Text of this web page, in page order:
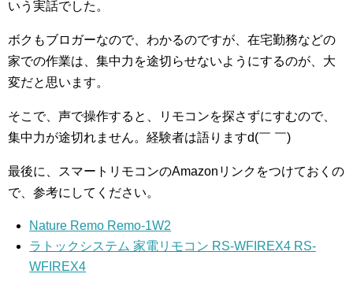
いう実話でした。
ボクもブロガーなので、わかるのですが、在宅勤務などの
家での作業は、集中力を途切らせないようにするのが、大
変だと思います。
そこで、声で操作すると、リモコンを探さずにすむので、
集中力が途切れません。経験者は語りますd(￣ ￣)
最後に、スマートリモコンのAmazonリンクをつけておくの
で、参考にしてください。
Nature Remo Remo-1W2
ラトックシステム 家電リモコン RS-WFIREX4 RS-
WFIREX4